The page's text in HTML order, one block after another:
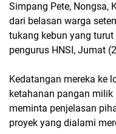
Simpang Pete, Nongsa,
dari belasan warga
tukang kebun yang
pengurus HNSI, Jumat
Kedatangan mereka ke
ketahanan pangan
meminta penjelasan
proyek yang dialami